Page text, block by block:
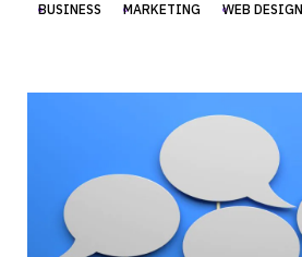
BUSINESS MARKETING WEB DESIGN